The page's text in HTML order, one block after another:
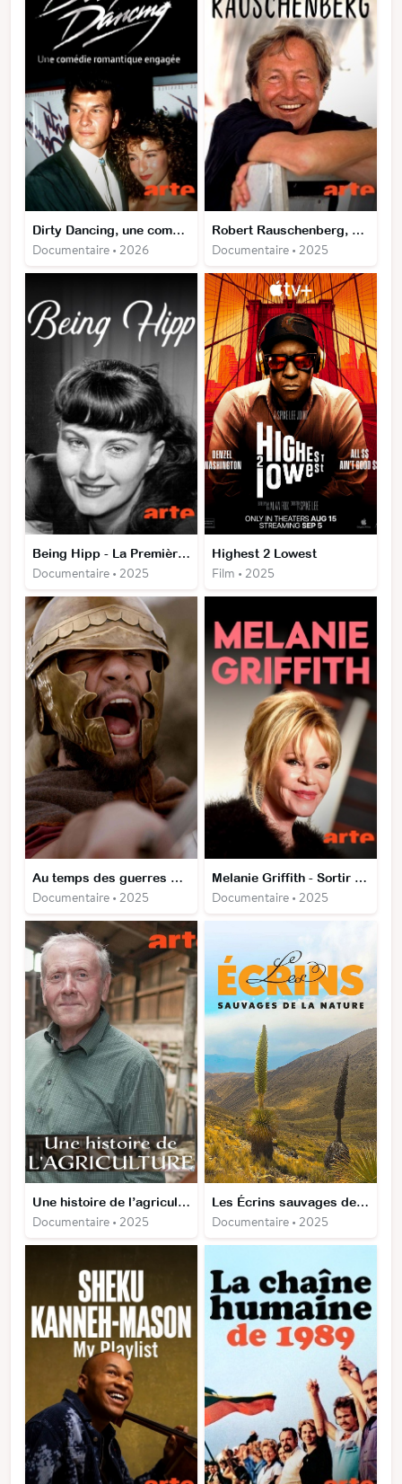
Dirty Dancing, une comédie romantique engagée
Documentaire • 2026
Robert Rauschenberg, précurseur du pop art
Documentaire • 2025
Being Hipp - La Première Dame du jazz européen
Documentaire • 2025
Highest 2 Lowest
Film • 2025
Au temps des guerres puniques : Rome contre Carthage
Documentaire • 2025
Melanie Griffith - Sortir des griffes d'Hollywood
Documentaire • 2025
Une histoire de l’agriculture
Documentaire • 2025
Les Écrins sauvages de la nature
Documentaire • 2025